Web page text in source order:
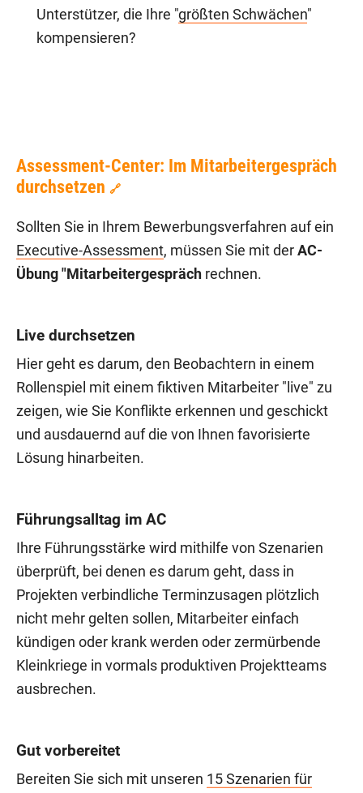
Unterstützer, die Ihre "größten Schwächen"
kompensieren?
Assessment-Center: Im Mitarbeitergespräch
durchsetzen 🔗
Sollten Sie in Ihrem Bewerbungsverfahren auf ein
Executive-Assessment, müssen Sie mit der AC-
Übung "Mitarbeitergespräch rechnen.
Live durchsetzen
Hier geht es darum, den Beobachtern in einem
Rollenspiel mit einem fiktiven Mitarbeiter "live" zu
zeigen, wie Sie Konflikte erkennen und geschickt
und ausdauernd auf die von Ihnen favorisierte
Lösung hinarbeiten.
Führungsalltag im AC
Ihre Führungsstärke wird mithilfe von Szenarien
überprüft, bei denen es darum geht, dass in
Projekten verbindliche Terminzusagen plötzlich
nicht mehr gelten sollen, Mitarbeiter einfach
kündigen oder krank werden oder zermürbende
Kleinkriege in vormals produktiven Projektteams
ausbrechen.
Gut vorbereitet
Bereiten Sie sich mit unseren 15 Szenarien für